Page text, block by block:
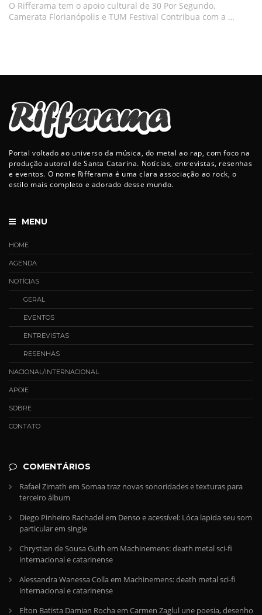
O Rifferama tem o apoio cultural de 30 Por Segundo,
Camerata Florianópolis e TUM Festival Contribua com a …
Portal voltado ao universo da música, do metal ao rap, com foco na
produção autoral de Santa Catarina. Notícias, entrevistas, resenhas
e eventos. O nome Rifferama é uma clara associação ao rock, o
estilo mais completo e adorado desse mundo.
MENU
HOME
AGENDA
NOTÍCIAS
GERAL
EVENTOS
ENTREVISTAS
RESENHAS
NACIONAL/INTERNACIONAL
APOIE
SOBRE
CONTATO
COMENTÁRIOS
Rafael Zimath em Somaa traz novas sonoridades e texturas para
terceiro álbum
Diego Pinheiro Rachadelem Denso e acessível: Lóca lapida seu som
particular em single
Chrystian de Sousa Guth em Machinemens: death metal sci-fi
internacional e catarinense
Alessandra Wanessa Collaem Machinemens: death metal sci-fi
internacional e catarinense
Elton Batista Damian Rochaem Carmen Zaglul une poesia, desenho